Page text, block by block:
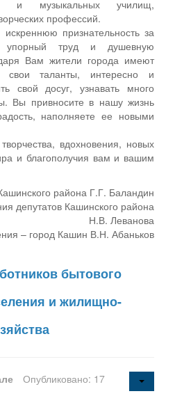
и музыкальных училищ,
профессий.
признательность за
упорный труд и душевную
Вам жители города имеют
свои таланты, интересно и
свой досуг, узнавать много
Вы привносите в нашу жизнь
наполняете ее новыми
вдохновения, новых
и благополучия вам и вашим
района Г.Г. Баландин
депутатов Кашинского района
Н.В. Леванова
– город Кашин В.Н. Абаньков
бытового
и жилищно-
Опубликовано: 17